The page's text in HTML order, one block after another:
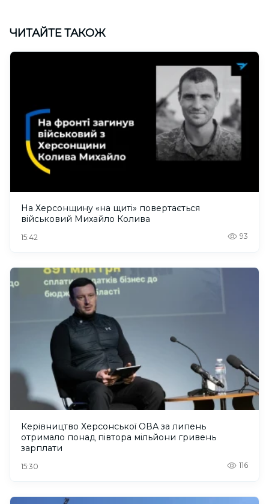
ЧИТАЙТЕ ТАКОЖ
На Херсонщину «на щиті» повертається
військовий Михайло Колива
15:42 93
Керівництво Херсонської ОВА за липень
отримало понад півтора мільйони гривень
зарплати
15:30 116